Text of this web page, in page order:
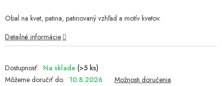
Na sklade (>5 ks)
Môžeme doručiť do: 10.8.2026 Možnosti doručenia
Obal na kvet, patina, patinovaný vzhľad a motív kvetov.
Detailné informácie
z
hviezdičiek.